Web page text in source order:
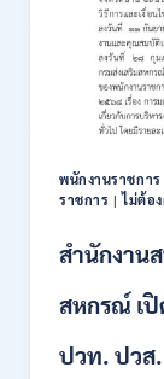
พนักงานราชการ
ราชการ |ไม่ต้อ
สำนักงาน
สหกรณ์ เ
ปวท. ปวส.